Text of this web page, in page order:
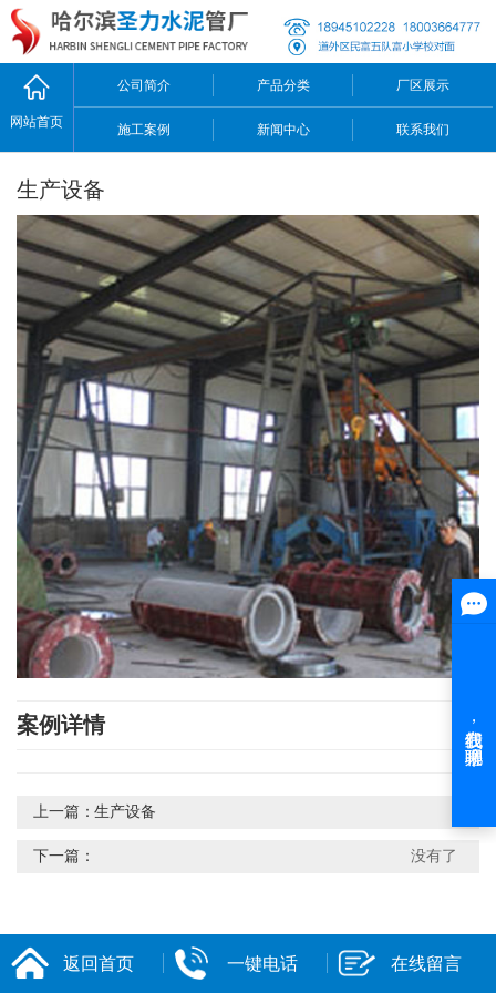
网站首页
公司简介 产品分类 厂区展示
施工案例 新闻中心 联系我们
生产设备
案例详情
上一篇：生产设备
下一篇： 没有了
返回首页 一键电话 在线留言